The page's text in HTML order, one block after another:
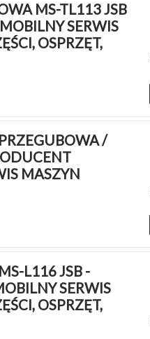
MS-TL113 JSB
SERWIS
OSPRZĘT,
/
MASZYN
L116 JSB -
SERWIS
OSPRZĘT,